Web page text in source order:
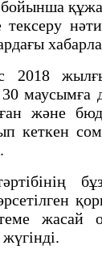
бойынша
тексеру
2018
маусымға
және
кеткен